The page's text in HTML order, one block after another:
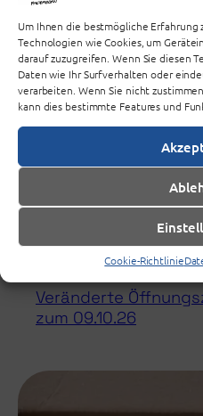
Um Ihnen die bestmögliche
Technologien wie Cookies, um
darauf zuzugreifen. Wenn Sie diesen
Daten wie Ihr Surfverhalten oder
verarbeiten. Wenn Sie nicht
kann dies bestimmte Features und
Cookie-Richtlinie
Veränderte
zum 09.10.26